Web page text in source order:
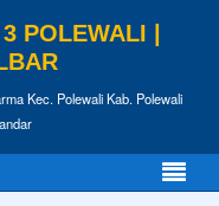
POLEWALI |
Kec. Polewali Kab. Polewali